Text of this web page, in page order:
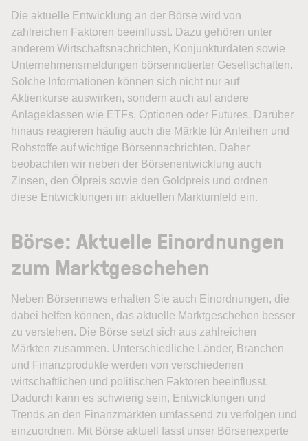
Die aktuelle Entwicklung an der Börse wird von
zahlreichen Faktoren beeinflusst. Dazu gehören unter
anderem Wirtschaftsnachrichten, Konjunkturdaten sowie
Unternehmensmeldungen börsennotierter Gesellschaften.
Solche Informationen können sich nicht nur auf
Aktienkurse auswirken, sondern auch auf andere
Anlageklassen wie ETFs, Optionen oder Futures. Darüber
hinaus reagieren häufig auch die Märkte für Anleihen und
Rohstoffe auf wichtige Börsennachrichten. Daher
beobachten wir neben der Börsenentwicklung auch
Zinsen, den Ölpreis sowie den Goldpreis und ordnen
diese Entwicklungen im aktuellen Marktumfeld ein.
Börse: Aktuelle Einordnungen
zum Marktgeschehen
Neben Börsennews erhalten Sie auch Einordnungen, die
dabei helfen können, das aktuelle Marktgeschehen besser
zu verstehen. Die Börse setzt sich aus zahlreichen
Märkten zusammen. Unterschiedliche Länder, Branchen
und Finanzprodukte werden von verschiedenen
wirtschaftlichen und politischen Faktoren beeinflusst.
Dadurch kann es schwierig sein, Entwicklungen und
Trends an den Finanzmärkten umfassend zu verfolgen und
einzuordnen. Mit Börse aktuell fasst unser Börsenexperte